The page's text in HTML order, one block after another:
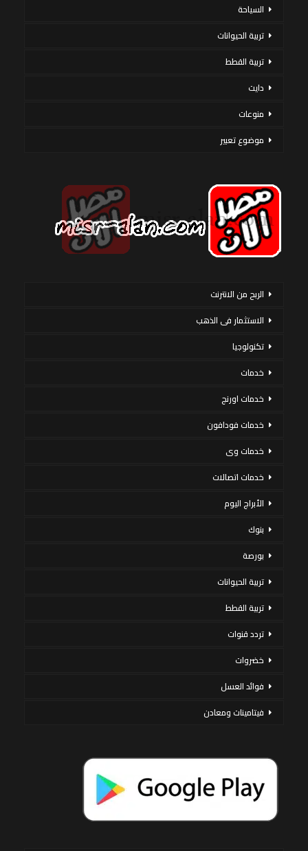
السياحة
تربية الحيوانات
تربية القطط
دايت
منوعات
موضوع تعبير
الربح من الانترنت
الاستثمار فى الذهب
تكنولوجيا
خدمات
خدمات اورنج
خدمات فودافون
خدمات وى
خدمات اتصالات
الأبراج اليوم
بنوك
بورصة
تربية الحيوانات
تربية القطط
تردد قنوات
خضروات
فوائد العسل
فيتامينات ومعادن